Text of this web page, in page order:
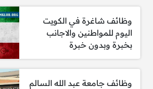
وظائف شاغرة في الكويت
اليوم للمواطنين والاجانب
بخبرة وبدون خبرة
وظائف جامعة عبد الله السالم